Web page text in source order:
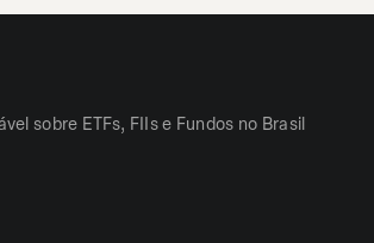
sobre ETFs, FIIs e Fundos no Brasil